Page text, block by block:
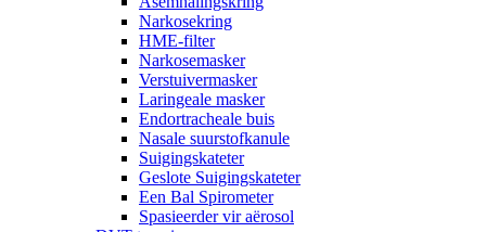
Narkosekring
HME-filter
Narkosemasker
Verstuivermasker
Laringeale masker
Endortracheale buis
Nasale suurstofkanule
Suigingskateter
Geslote Suigingskateter
Een Bal Spirometer
Spasieerder vir aërosol